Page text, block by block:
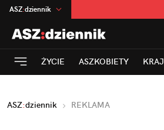
ASZ:dziennik
na:Temat
INN:Poland
mama
Rozrywka
ŻYCIE ASZKOBIETY KRAJ
ASZ:dziennik REKLAMA